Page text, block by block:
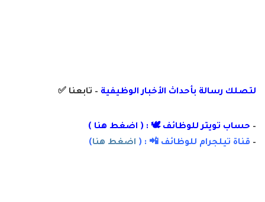
لتصلك رسالة بأحداث الأخبار الوظيفية – تابعنا ✅
– حساب تويتر للوظائف 🕊 : ( اضغط هنا )
– قناة تيلجرام للوظائف 📲 : ( اضغط هنا)